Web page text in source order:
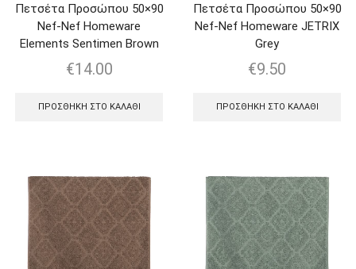
Πετσέτα Προσώπου 50×90
Nef-Nef Homeware
Elements Sentimen Brown
€14.00
ΠΡΟΣΘΉΚΗ ΣΤΟ ΚΑΛΆΘΙ
Πετσέτα Προσώπου 50×90
Nef-Nef Homeware JETRIX
Grey
€9.50
ΠΡΟΣΘΉΚΗ ΣΤΟ ΚΑΛΆΘΙ